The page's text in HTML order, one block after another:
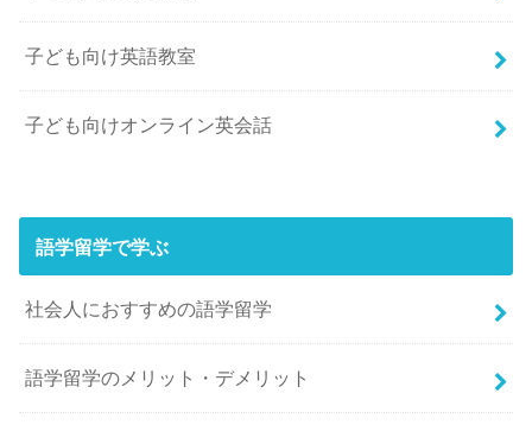
子ども向け英語教室
子ども向けオンライン英会話
語学留学で学ぶ
社会人におすすめの語学留学
語学留学のメリット・デメリット